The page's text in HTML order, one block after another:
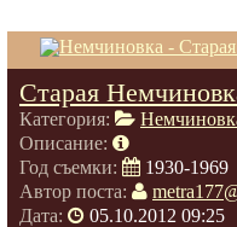
Старая
Категория:
Описание:
Год съемки:
1930-1969
Автор поста:
Дата:
05.10.2012 09:25